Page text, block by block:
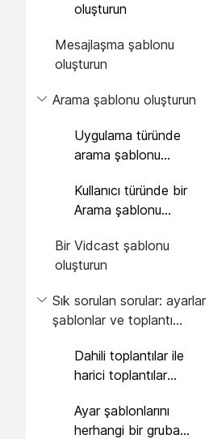
oluşturun
Mesajlaşma şablonu
oluşturun
Arama şablonu oluşturun
Uygulama türünde
arama şablonu
Kullanıcı türünde bir
Arama şablonu
Bir Vidcast şablonu
oluşturun
Sık sorulan sorular: ayarlar
şablonlar ve toplantı
Dahili toplantılar ile
harici toplantılar
Ayar şablonlarını
herhangi bir gruba